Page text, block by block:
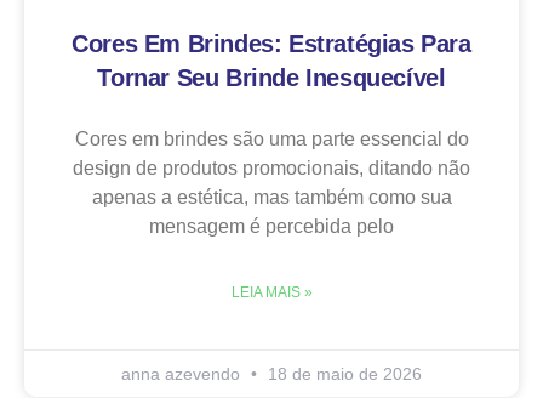
Cores Em Brindes: Estratégias Para
Tornar Seu Brinde Inesquecível
Cores em brindes são uma parte essencial do
design de produtos promocionais, ditando não
apenas a estética, mas também como sua
mensagem é percebida pelo
LEIA MAIS »
anna azevendo 18 de maio de 2026